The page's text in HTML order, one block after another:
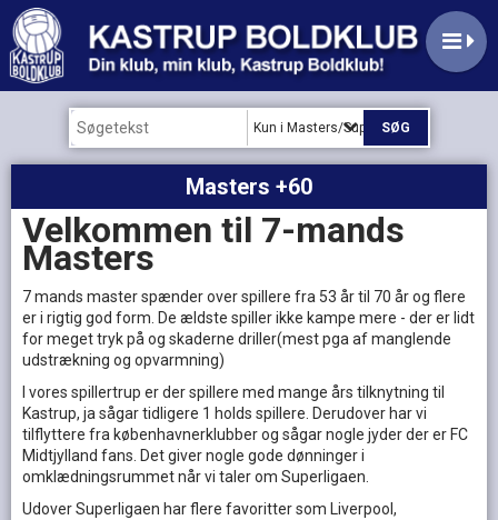
Kun i Masters/Supermasters
Masters +60
Velkommen til 7-mands
Masters
7 mands master spænder over spillere fra 53 år til 70 år og flere
er i rigtig god form. De ældste spiller ikke kampe mere - der er lidt
for meget tryk på og skaderne driller(mest pga af manglende
udstrækning og opvarmning)
I vores spillertrup er der spillere med mange års tilknytning til
Kastrup, ja sågar tidligere 1 holds spillere. Derudover har vi
tilflyttere fra københavnerklubber og sågar nogle jyder der er FC
Midtjylland fans. Det giver nogle gode dønninger i
omklædningsrummet når vi taler om Superligaen.
Udover Superligaen har flere favoritter som Liverpool,